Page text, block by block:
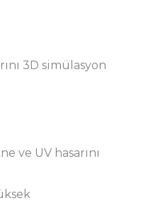
3D simülasyon
ve UV hasarını